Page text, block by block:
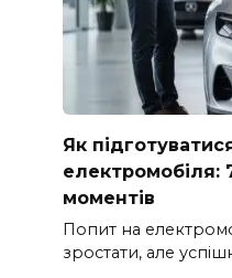
Як
електромобіля:
моментів
Попит на
зростати, але